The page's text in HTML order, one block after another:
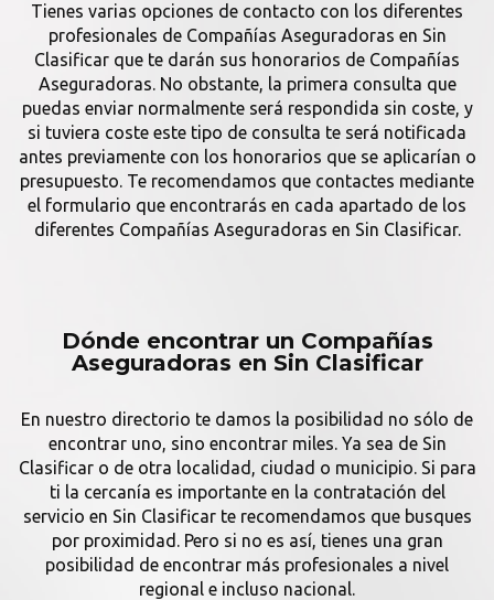
Tienes varias opciones de contacto con los diferentes
profesionales de Compañías Aseguradoras en Sin
Clasificar que te darán sus honorarios de Compañías
Aseguradoras. No obstante, la primera consulta que
puedas enviar normalmente será respondida sin coste, y
si tuviera coste este tipo de consulta te será notificada
antes previamente con los honorarios que se aplicarían o
presupuesto. Te recomendamos que contactes mediante
el formulario que encontrarás en cada apartado de los
diferentes Compañías Aseguradoras en Sin Clasificar.
Dónde encontrar un Compañías
Aseguradoras en Sin Clasificar
En nuestro directorio te damos la posibilidad no sólo de
encontrar uno, sino encontrar miles. Ya sea de Sin
Clasificar o de otra localidad, ciudad o municipio. Si para
ti la cercanía es importante en la contratación del
servicio en Sin Clasificar te recomendamos que busques
por proximidad. Pero si no es así, tienes una gran
posibilidad de encontrar más profesionales a nivel
regional e incluso nacional.